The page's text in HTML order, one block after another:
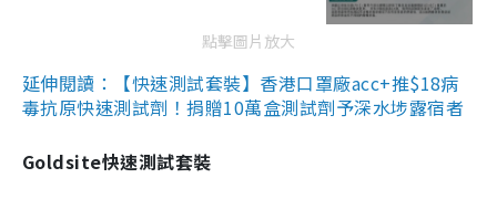
點擊圖片放大
延伸閱讀：【快速測試套裝】香港口罩廠acc+推$18病
毒抗原快速測試劑！捐贈10萬盒測試劑予深水埗露宿者
Goldsite快速測試套裝